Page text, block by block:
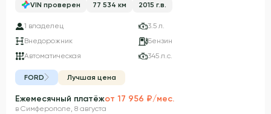
VIN проверен 77 534 км 2015 г.в.
1 владелец
3.5 л.
Внедорожник
Бензин
Автоматическая
345 л.с.
FORD Лучшая цена
Ежемесячный платёжот 17 956 ₽/мес.
в Симферополе, 8 августа